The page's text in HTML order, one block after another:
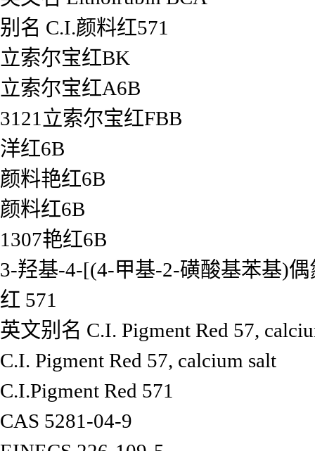
别名 C.I.颜料红571
立索尔宝红BK
立索尔宝红A6B
3121立索尔宝红FBB
洋红6B
颜料艳红6B
颜料红6B
1307艳红6B
3-羟基-4-[(4-甲基-2-磺酸基苯基)
红 571
英文别名 C.I. Pigment Red 57,
C.I. Pigment Red 57, calcium salt
C.I.Pigment Red 571
CAS 5281-04-9